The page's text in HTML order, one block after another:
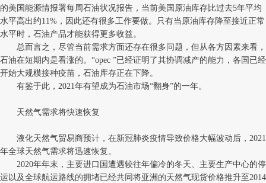
的美国能源情报署每周石油状况报告，当前美国原油库存比过去5年平均
水平高出约11%，因此还有很多工作要做。只有当原油库存降至接近正常
水平时，石油产品才能获得更多收益。
总而言之，尽管当前需求方面还存在很多问题，但从各方因素来看，
石油在短期内是看涨的。“opec ”已经证明了其协调减产的能力，各国已经
开始大规模接种疫苗，石油库存正在下降。
有鉴于此，2021年有望成为石油市场“翻身”的一年。
天然气需求将快速恢复
液化天然气贸易商预计，在新冠肺炎疫情导致价格大幅波动后，2021
年全球天然气需求将迅速恢复。
2020年年末，主要进口国遭遇较往年偏冷的冬天、主要生产中心的停
运以及全球航运路线的拥堵已经共同将亚洲的天然气现货价格推升至2014